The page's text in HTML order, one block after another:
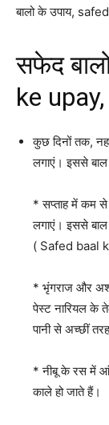
बालो के उपाय,
सफेद
ke upay,
कुछ दिनों तक,
लगाएं। इससे
* सप्ताह में कम से
लगाएं। इससे
( Safed baal
* भृंगराज और
पेस्ट नारियल के
पानी से अच्छीं
* नीबू के रस में
काले हो जाते हैं।